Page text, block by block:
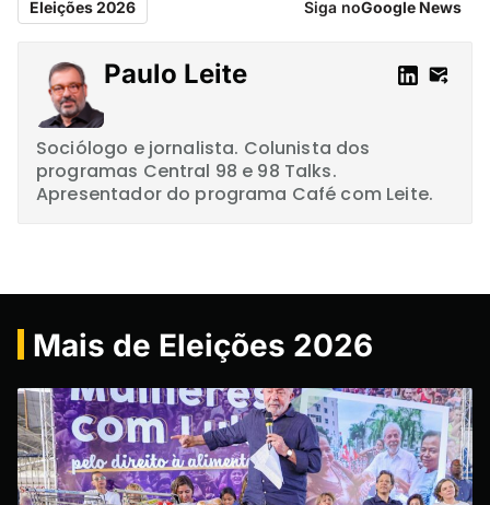
Eleições 2026 Siga noGoogle News
Paulo Leite
Sociólogo e jornalista. Colunista dos
programas Central 98 e 98 Talks.
Apresentador do programa Café com Leite.
Mais de Eleições 2026